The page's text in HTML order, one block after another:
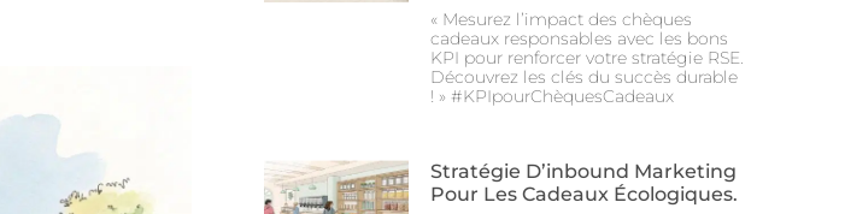
« Mesurez l’impact des chèques
cadeaux responsables avec les bons
KPI pour renforcer votre stratégie RSE.
Découvrez les clés du succès durable
! » #KPIpourChèquesCadeaux
Stratégie D’inbound Marketing
Pour Les Cadeaux Écologiques.